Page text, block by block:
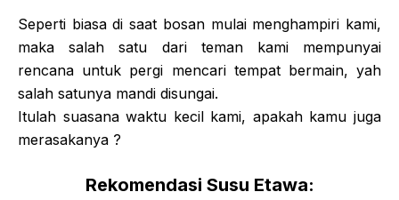
Seperti biasa di saat bosan mulai menghampiri kami,
maka salah satu dari teman kami mempunyai
rencana untuk pergi mencari tempat bermain, yah
salah satunya mandi disungai.
Itulah suasana waktu kecil kami, apakah kamu juga
merasakanya ?
Rekomendasi Susu Etawa: